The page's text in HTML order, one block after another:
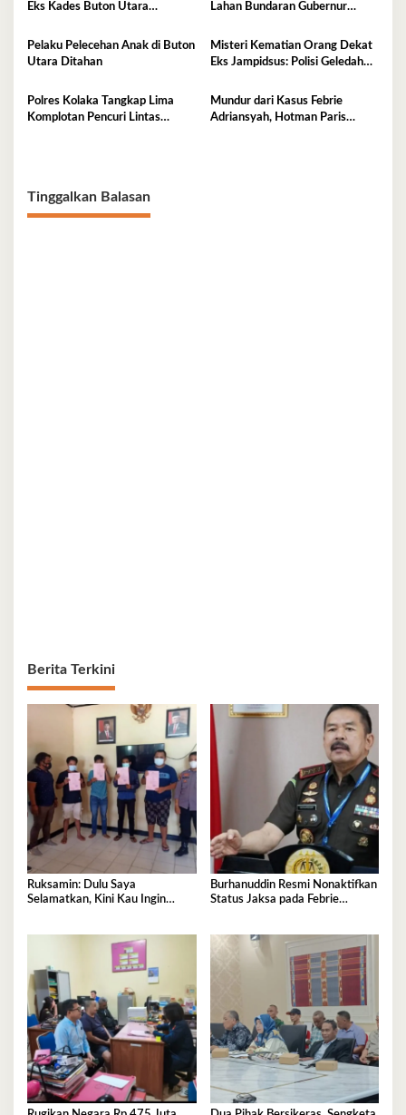
Eks Kades Buton Utara
Lahan Bundaran Gubernur
Pelaku Pelecehan Anak di Buton
Utara Ditahan
Misteri Kematian Orang Dekat
Eks Jampidsus: Polisi Geledah
Polres Kolaka Tangkap Lima
Komplotan Pencuri Lintas
Mundur dari Kasus Febrie
Adriansyah, Hotman Paris
Tinggalkan Balasan
Berita Terkini
Ruksamin: Dulu Saya
Selamatkan, Kini Kau Ingin
Burhanuddin Resmi Nonaktifkan
Status Jaksa pada Febrie